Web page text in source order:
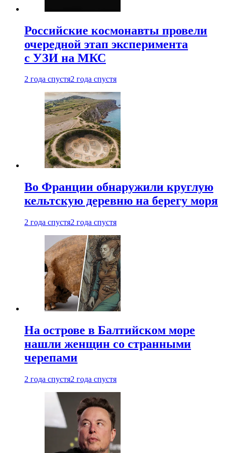
Российские космонавты провели
очередной этап эксперимента
с УЗИ на МКС
2 года спустя2 года спустя
Во Франции обнаружили круглую
кельтскую деревню на берегу моря
2 года спустя2 года спустя
На острове в Балтийском море
нашли женщин со странными
черепами
2 года спустя2 года спустя